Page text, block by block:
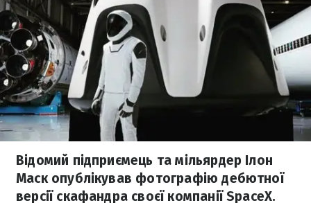
Відомий підприємець та мільярдер Ілон
Маск опублікував фотографію дебютної
версії скафандра своєї компанії SpaceX.